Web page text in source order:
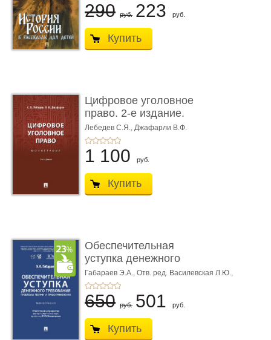
290 руб. 223 руб.
Купить
Цифровое уголовное
право. 2-е издание.
Монограф ...
Лебедев С.Я., Джафарли В.Ф.
1 100 руб.
Купить
Обеспечительная
уступка денежного
требования ...
Габараев Э.А., Отв. ред. Василевская Л.Ю.,
вступ. сл. Каретина М.Г.
650 руб. 501 руб.
Купить